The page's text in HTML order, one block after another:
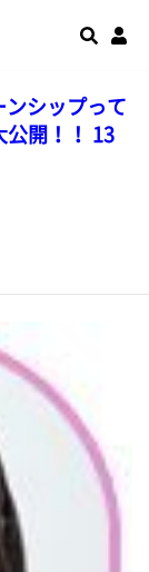
シップって
公開！！ 13